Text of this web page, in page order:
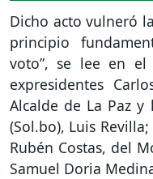
Dicho acto vulneró
principio
voto”, se lee en
expresidentes
Alcalde de La Paz
(Sol.bo), Luis
Rubén Costas, del
Samuel Doria